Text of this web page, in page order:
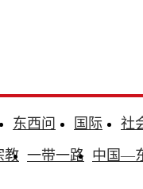
东西问 国际
社
教 一带一路 中国—